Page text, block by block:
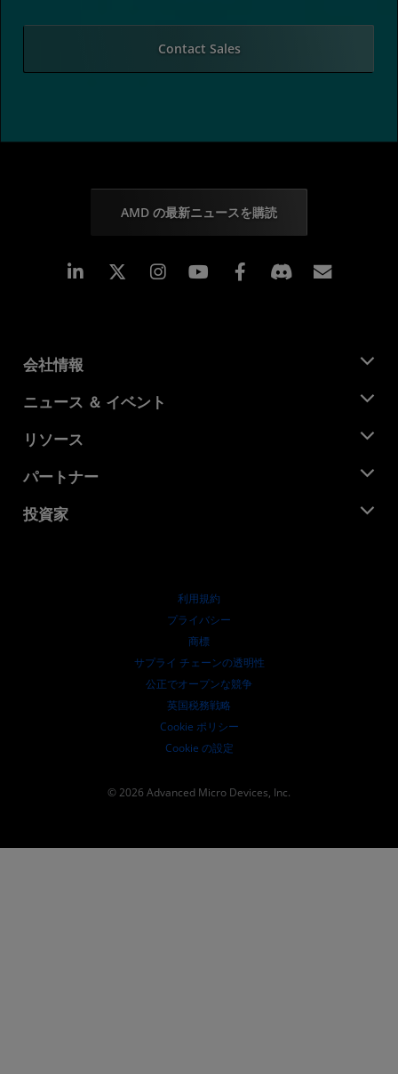
Contact Sales
AMD の最新ニュースを購読
Linkedin Instagram Facebook
会社情報
AMD について
企業責任
キャリア
お問い合わせ
ニュース ＆ イベント
ニュースルーム
メディア ライブラリ
リソース
デベロッパー セントラル
ケース スタディ
パートナー
AMD パートナー ハブ
投資家
利用規約
プライバシー
商標
サプライ チェーンの透明性
公正でオープンな競争
英国税務戦略
Cookie ポリシー
Cookie の設定
© 2026 Advanced Micro Devices, Inc.